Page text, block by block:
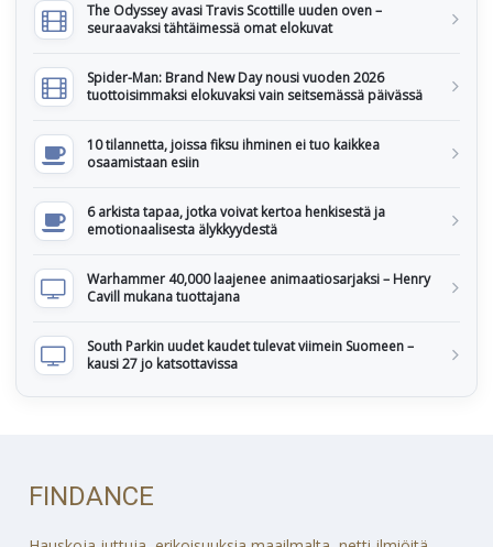
The Odyssey avasi Travis Scottille uuden oven –
seuraavaksi tähtäimessä omat elokuvat
Spider-Man: Brand New Day nousi vuoden 2026
tuottoisimmaksi elokuvaksi vain seitsemässä päivässä
10 tilannetta, joissa fiksu ihminen ei tuo kaikkea
osaamistaan esiin
6 arkista tapaa, jotka voivat kertoa henkisestä ja
emotionaalisesta älykkyydestä
Warhammer 40,000 laajenee animaatiosarjaksi – Henry
Cavill mukana tuottajana
South Parkin uudet kaudet tulevat viimein Suomeen –
kausi 27 jo katsottavissa
FINDANCE